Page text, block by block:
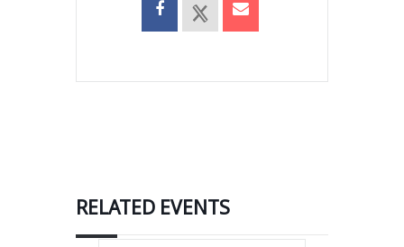
RELATED EVENTS